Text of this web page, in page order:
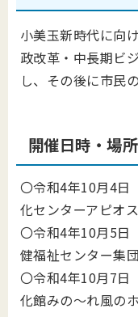
小美玉新時代に向
政改革・中長期ビ
し、その後に市民
開催日時・場所
〇令和4年10月4日
化センターアピオ
〇令和4年10月5日
健福祉センター集
〇令和4年10月7日
化館みの～れ風の